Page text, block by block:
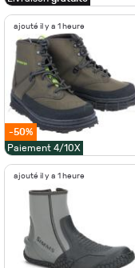
ajouté il y a 1 heure
-50%
Paiement 4/10X
ajouté il y a 1 heure